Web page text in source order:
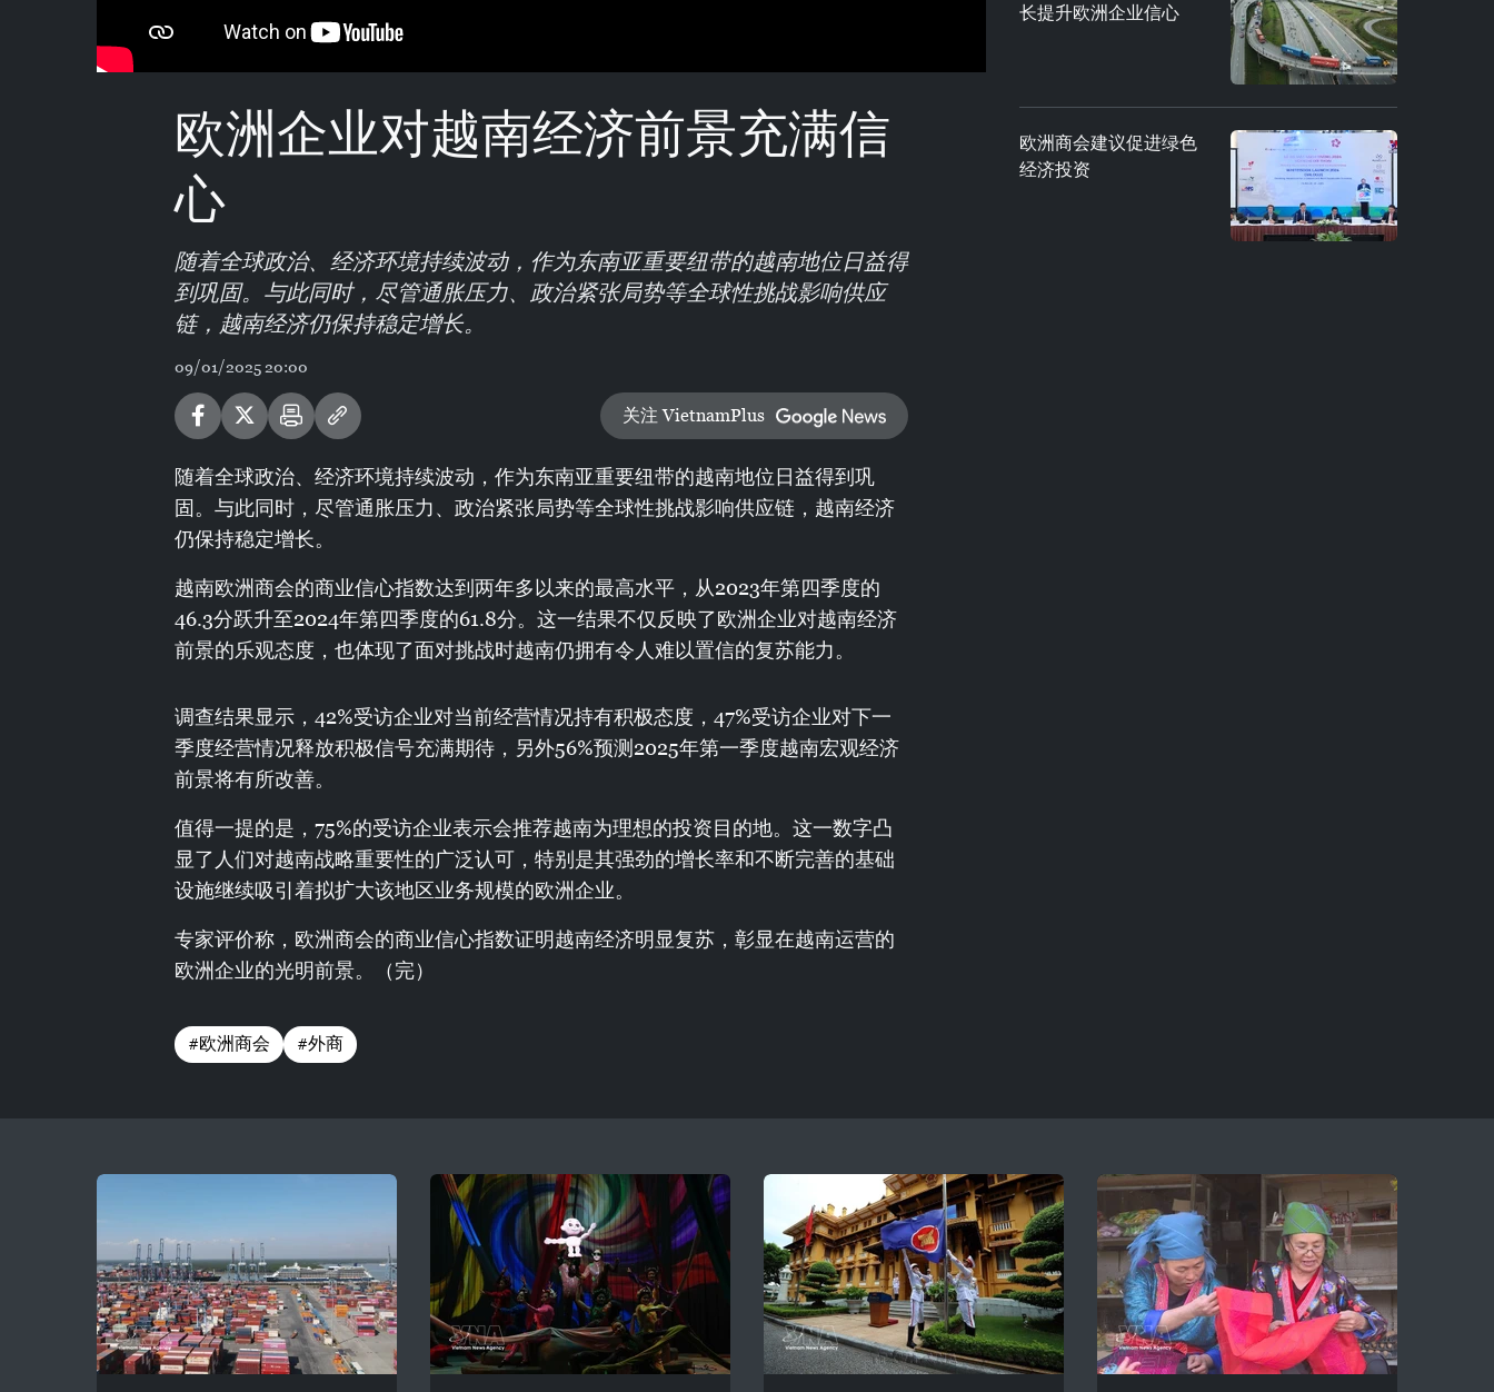
欧洲企业对越南经济前景充满信
心
随着全球政治、经济环境持续波动，作为东南亚重要纽带的越南地位日益得
到巩固。与此同时，尽管通胀压力、政治紧张局势等全球性挑战影响供应
链，越南经济仍保持稳定增长。
09/01/2025 20:00
关注 VietnamPlus
随着全球政治、经济环境持续波动，作为东南亚重要纽带的越南地位日益得到巩
固。与此同时，尽管通胀压力、政治紧张局势等全球性挑战影响供应链，越南经济
仍保持稳定增长。
越南欧洲商会的商业信心指数达到两年多以来的最高水平，从2023年第四季度的
46.3分跃升至2024年第四季度的61.8分。这一结果不仅反映了欧洲企业对越南经济
前景的乐观态度，也体现了面对挑战时越南仍拥有令人难以置信的复苏能力。
调查结果显示，42%受访企业对当前经营情况持有积极态度，47%受访企业对下一
季度经营情况释放积极信号充满期待，另外56%预测2025年第一季度越南宏观经济
前景将有所改善。
值得一提的是，75%的受访企业表示会推荐越南为理想的投资目的地。这一数字凸
显了人们对越南战略重要性的广泛认可，特别是其强劲的增长率和不断完善的基础
设施继续吸引着拟扩大该地区业务规模的欧洲企业。
专家评价称，欧洲商会的商业信心指数证明越南经济明显复苏，彰显在越南运营的
欧洲企业的光明前景。（完）
#欧洲商会 #外商
长提升欧洲企业信心
欧洲商会建议促进绿色
经济投资